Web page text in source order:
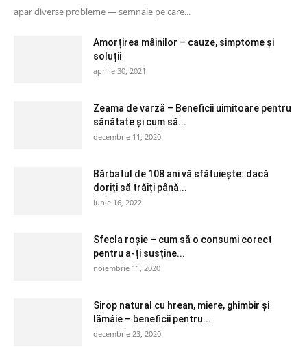
apar diverse probleme — semnale pe care...
Amorțirea mâinilor – cauze, simptome și
soluții
aprilie 30, 2021
Zeama de varză – Beneficii uimitoare pentru
sănătate și cum să...
decembrie 11, 2020
Bărbatul de 108 ani vă sfătuiește: dacă
doriți să trăiți până...
iunie 16, 2022
Sfecla roșie – cum să o consumi corect
pentru a-ți susține...
noiembrie 11, 2020
Sirop natural cu hrean, miere, ghimbir și
lămâie – beneficii pentru...
decembrie 23, 2020